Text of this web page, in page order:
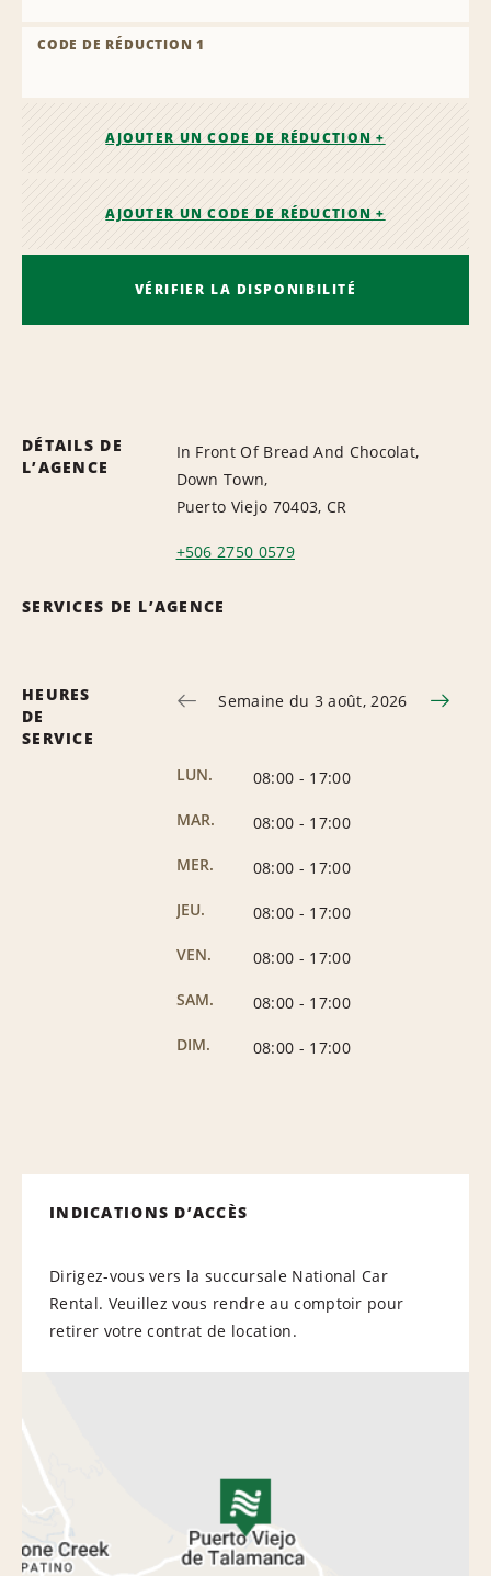
CODE DE RÉDUCTION 1
AJOUTER UN CODE DE RÉDUCTION +
AJOUTER UN CODE DE RÉDUCTION +
VÉRIFIER LA DISPONIBILITÉ
DÉTAILS DE
L’AGENCE
In Front Of Bread And Chocolat,
Down Town,
Puerto Viejo 70403, CR
+506 2750 0579
SERVICES DE L’AGENCE
HEURES
DE
SERVICE
Semaine du 3 août, 2026
LUN. 08:00 - 17:00
MAR.
08:00 - 17:00
MER.
08:00 - 17:00
JEU.
08:00 - 17:00
VEN.
08:00 - 17:00
SAM.
08:00 - 17:00
DIM.
08:00 - 17:00
INDICATIONS D’ACCÈS
Dirigez-vous vers la succursale National Car
Rental. Veuillez vous rendre au comptoir pour
retirer votre contrat de location.